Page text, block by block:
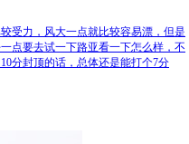
受力，风大一点就比较容易漂，但是
点要去试一下路亚看一下怎么样，不
分封顶的话，总体还是能打个7分